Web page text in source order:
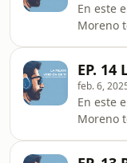
En este
Moreno
TOK:
EP. 14
feb. 6,
En este
Moreno
culpa.